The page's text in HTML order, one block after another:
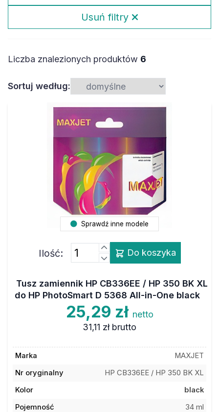
Usuń filtry
Liczba znalezionych produktów 6
Sortuj według:
Sprawdź inne modele
Ilość: Do koszyka
Tusz zamiennik HP CB336EE / HP 350 BK XL
do HP PhotoSmart D 5368 All-in-One black
25,29 zł netto
31,11 zł brutto
Marka
MAXJET
Nr oryginalny
HP CB336EE / HP 350 BK XL
Kolor
black
Pojemność
34 ml